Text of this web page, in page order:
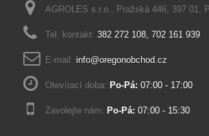
AGROLES s.r.o., Pražská 446, 397 01,
Tel. kontakt: 382 272 108, 702 161 939
E-mail: info@oregonobchod.cz
Otevírací doba: Po-Pá: 07:00 - 17:00
Zavolejte nám: Po-Pá: 07:00 - 15:30